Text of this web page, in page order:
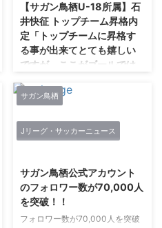
ン鳥栖 女性サポーター応援」編
をサガテレビにて放送開始するこ
とをお知らせいたします。 本CM
は、 弊社が2015年7月よりユニ
ガン鳥栖、 ならびにホームゲー
ムにご来場された女性サポーター
の皆さまのご協力のもと、 制作
されました。 サガテレビCM「サ
ガン鳥栖 ...
【サガン鳥栖U-18所属】石
井快征 トップチーム昇格内
定「トップチームに昇格す
る事が出来てとても嬉しい
ですが、ここがゴールでは
躍できるように努力してい
きます。」【動画あり】
ルヴァンカップ グループステー
ジ 第5節長崎線で1ゴール、1PK
井選手のトップ昇格が発表されま
した。 豪華な前線陣の中でどれ
だけ出場機会を得られるかはわか
りませんが、活躍して欲しいで
す。 石井 快征(いしい かいせい)
サガン鳥栖
Jリーグ・サッカーニュース
サガン鳥栖公式アカウント
のフォロワー数が70,000人
を突破！！
フォロワー数が70,000人を突破